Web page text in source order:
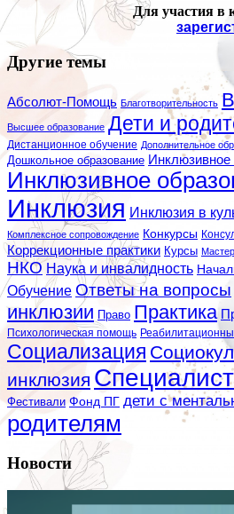
Для участия в
Другие темы
Абсолют-Помощь Благотворительность
Высшее образование Дети и
Дистанционное обучение Дополнительное
Дошкольное образование Инклюзивное
Инклюзивное
Инклюзия Инклюзия в
Комплексное сопровождение Конкурсы
Коррекционные практики Курсы
НКО Наука и инвалидность
Обучение Ответы на вопросы
инклюзии Право Практика
Психологическая помощь
Социализация
инклюзия
Фестивали Фонд ПГ дети с
родителям
Новости